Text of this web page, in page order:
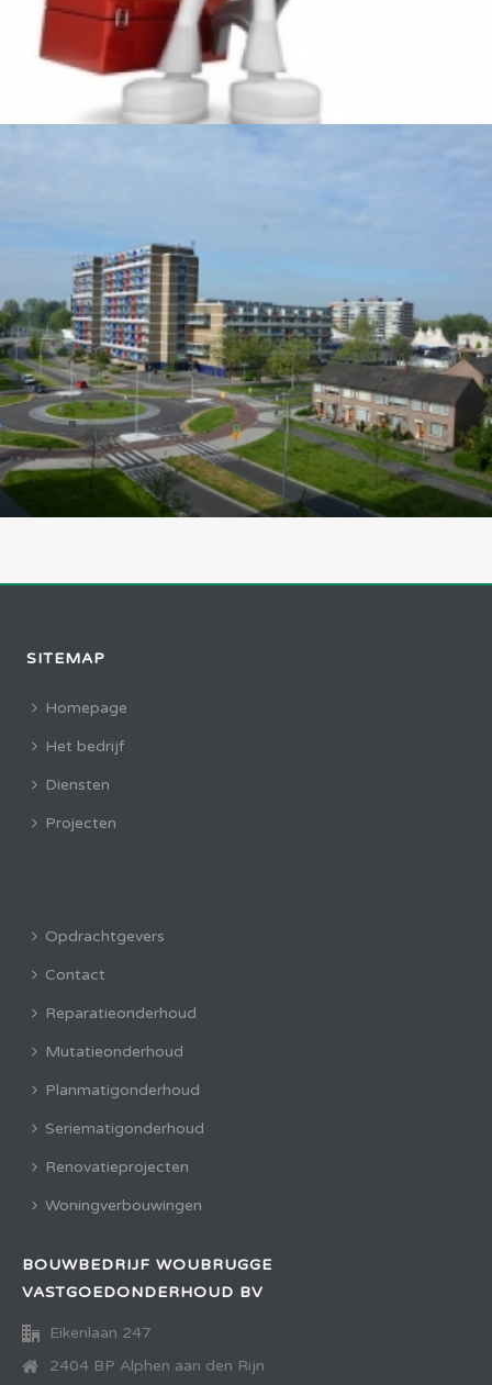
SITEMAP
Homepage
Het bedrijf
Diensten
Projecten
Opdrachtgevers
Contact
Reparatieonderhoud
Mutatieonderhoud
Planmatigonderhoud
Seriematigonderhoud
Renovatieprojecten
Woningverbouwingen
BOUWBEDRIJF WOUBRUGGE
VASTGOEDONDERHOUD BV
Eikenlaan 247
2404 BP Alphen aan den Rijn